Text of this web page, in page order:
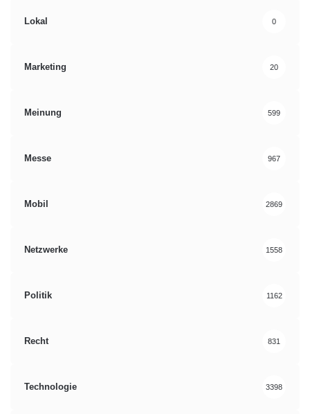
Lokal 0
Marketing 20
Meinung 599
Messe 967
Mobil 2869
Netzwerke 1558
Politik 1162
Recht 831
Technologie 3398